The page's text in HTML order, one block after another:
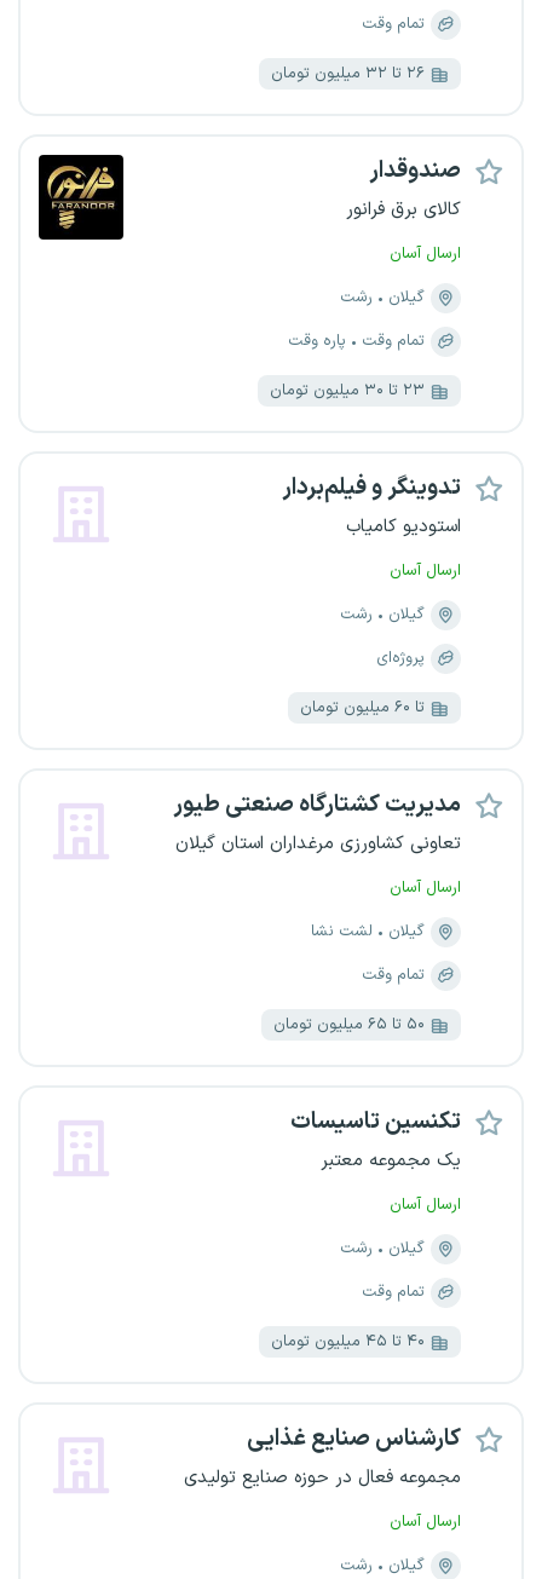
تمام وقت
۲۶ تا ۳۲ میلیون تومان
صندوقدار
کالای برق فرانور
ارسال آسان
گیلان
رشت
تمام وقت
پاره وقت
۲۳ تا ۳۰ میلیون تومان
تدوینگر و فیلم‌بردار
استودیو کامیاب
ارسال آسان
گیلان
رشت
پروژه‌ای
تا ۶۰ میلیون تومان
مدیریت کشتارگاه صنعتی طیور
تعاونی کشاورزی مرغداران استان گیلان
ارسال آسان
گیلان
لشت نشا
تمام وقت
۵۰ تا ۶۵ میلیون تومان
تکنسین تاسیسات
یک مجموعه معتبر
ارسال آسان
گیلان
رشت
تمام وقت
۴۰ تا ۴۵ میلیون تومان
کارشناس صنایع غذایی
مجموعه فعال در حوزه صنایع تولیدی
ارسال آسان
گیلان
رشت